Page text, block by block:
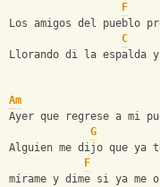
F
Los amigos del pueblo
C
Llorando di la espalda
Am
Ayer que regrese a mi
G
Alguien me dijo que ya
F
mírame y dime si ya me